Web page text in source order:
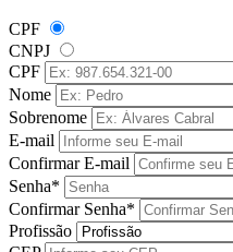
CPF
CNPJ
CPF
Nome
Sobrenome
E-mail
Confirmar E-mail
Senha*
Confirmar Senha*
Profissão